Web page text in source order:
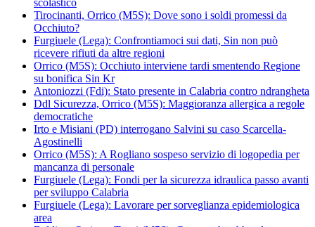
scolastico
Tirocinanti, Orrico (M5S): Dove sono i soldi promessi da
Occhiuto?
Furgiuele (Lega): Confrontiamoci sui dati, Sin non può
ricevere rifiuti da altre regioni
Orrico (M5S): Occhiuto interviene tardi smentendo Regione
su bonifica Sin Kr
Antoniozzi (Fdi): Stato presente in Calabria contro ndrangheta
Ddl Sicurezza, Orrico (M5S): Maggioranza allergica a regole
democratiche
Irto e Misiani (PD) interrogano Salvini su caso Scarcella-
Agostinelli
Orrico (M5S): A Rogliano sospeso servizio di logopedia per
mancanza di personale
Furgiuele (Lega): Fondi per la sicurezza idraulica passo avanti
per sviluppo Calabria
Furgiuele (Lega): Lavorare per sorveglianza epidemiologica
area